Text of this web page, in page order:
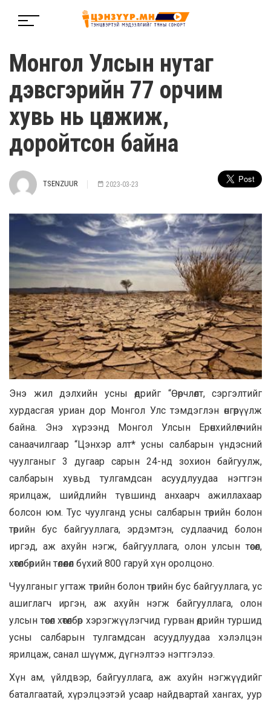
Монгол Улсын нутаг
дэвсгэрийн 77 орчим
хувь нь цөлжиж,
доройтсон байна
TSENZUUR 2023-03-23
Энэ жил дэлхийн усны өдрийг “Өөрчлөлт, сэргэлтийг
хурдасгая уриан дор Монгол Улс тэмдэглэн өнгөрүүлж
байна. Энэ хүрээнд Монгол Улсын Ерөнхийлөгчийн
санаачилгаар “Цэнхэр алт* усны салбарын үндэсний
чуулганыг 3 дугаар сарын 24-нд зохион байгуулж,
салбарын хувьд тулгамдсан асуудлуудаа нэгтгэн
ярилцаж, шийдлийн түвшинд анхаарч ажиллахаар
болсон юм. Тус чуулганд усны салбарын төрийн болон
төрийн бус байгууллага, эрдэмтэн, судлаачид болон
иргэд, аж ахуйн нэгж, байгууллага, олон улсын төсөл,
хөтөлбөрийн төлөөлөл бүхий 800 гаруй хүн оролцоно.
Чуулганыг угтаж төрийн болон төрийн бус байгууллага, ус
ашиглагч иргэн, аж ахуйн нэгж байгууллага, олон
улсын төсөл хөтөлбөр хэрэгжүүлэгчид гурван өдрийн туршид
усны салбарын тулгамдсан асуудлуудаа хэлэлцэн
ярилцаж, санал шүүмж, дүгнэлтээ нэгтгэлээ.
Хүн ам, үйлдвэр, байгууллага, аж ахуйн нэгжүүдийг
баталгаатай, хүрэлцээтэй усаар найдвартай хангах, уур